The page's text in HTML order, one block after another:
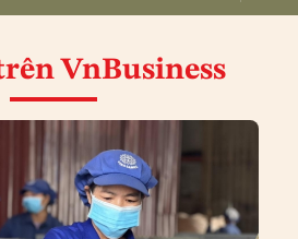
VnBusiness